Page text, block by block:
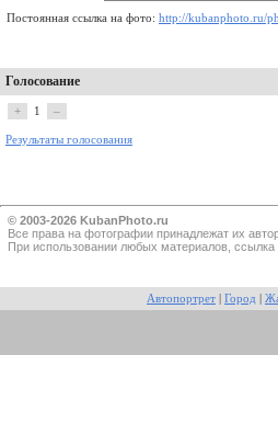
Постоянная ссылка на фото: http://kubanphoto.ru/
Голосование
+ 1 –
Результаты голосования
© 2003-2026 KubanPhoto.ru
Все прaва на фотографии принадлежат их
При использовании любых материалов, ссылка
Автопортрет Город